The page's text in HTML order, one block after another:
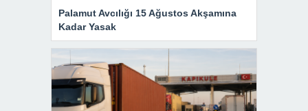
Palamut Avcılığı 15 Ağustos Akşamına
Kadar Yasak